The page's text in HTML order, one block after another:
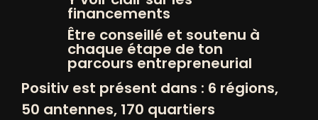
pour leur audace et leur détermination
d’entreprendre à travers 5 Positive
Awards :
Mounia Krib, fondatrice de Inkee,
gagnante duPositiv Award
financements
Être conseillé et soutenu à
chaque étape de ton
parcours entrepreneurial
Positiv est présent dans : 6 régions,
50 antennes, 170 quartiers